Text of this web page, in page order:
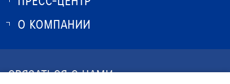
НОВОСТИ
О КОМПАНИИ
СВЯЗАТЬСЯ С НАМИ